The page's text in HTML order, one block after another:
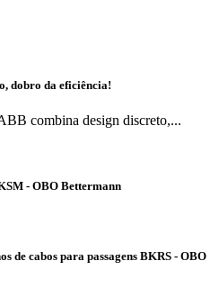
dobro da eficiência!
combina design discreto,...
- OBO Bettermann
de cabos para passagens BKRS - OBO